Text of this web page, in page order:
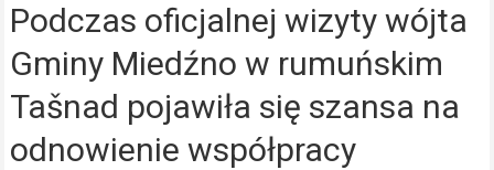
Podczas oficjalnej wizyty wójta
Gminy Miedźno w rumuńskim
Tašnad pojawiła się szansa na
odnowienie współpracy